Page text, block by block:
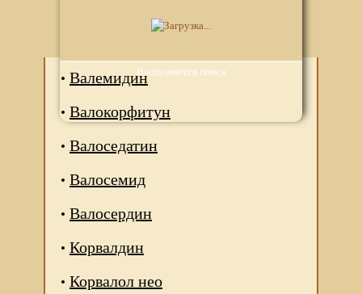
Выполняется поиск
Аналоги
Валемидин
Валокорфитун
Валоседатин
Валосемид
Валосердин
Корвалдин
Корвалол нео